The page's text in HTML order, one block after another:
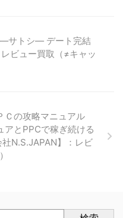
サトシ― デート完結
ビュー買取（≠キャッ
Ｃの攻略マニュアル
アとPPCで稼ぎ続ける
N.S.JAPAN】：レビ